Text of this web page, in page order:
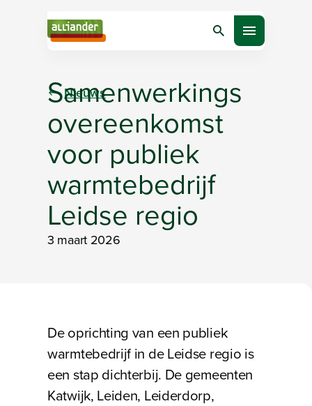
ZoekenOpen menu
Nieuws
Samenwerkings
overeenkomst
voor publiek
warmtebedrijf
Leidse regio
3 maart 2026
De oprichting van een publiek
warmtebedrijf in de Leidse regio is
een stap dichterbij. De gemeenten
Katwijk, Leiden, Leiderdorp,